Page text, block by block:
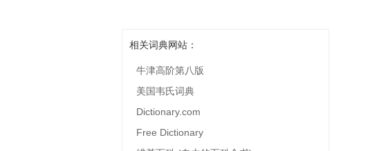
相关词典网站：
牛津高阶第八版
美国韦氏词典
Dictionary.com
Free Dictionary